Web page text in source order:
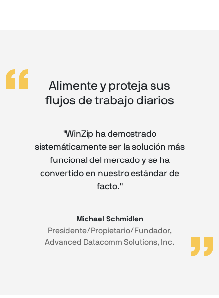
Alimente y proteja sus
flujos de trabajo diarios
"WinZip ha demostrado
sistemáticamente ser la solución más
funcional del mercado y se ha
convertido en nuestro estándar de
facto."
Michael Schmidlen
Presidente/Propietario/Fundador,
Advanced Datacomm Solutions, Inc.